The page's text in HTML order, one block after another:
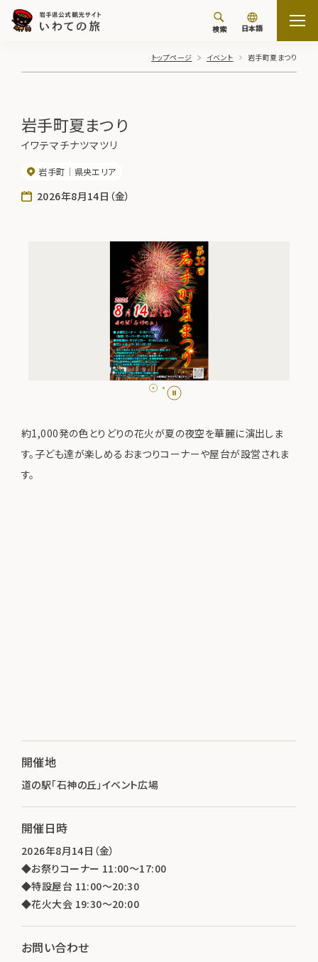
検索 日本語
トップページ イベント 岩手町夏まつり
岩手町夏まつり
イワテマチナツマツリ
岩手町 県央エリア
2026年8月14日（金）
約1,000発の色とりどりの花火が夏の夜空を華麗に演出しま
す。子ども達が楽しめるおまつりコーナーや屋台が設営されま
す。
開催地
道の駅「石神の丘」イベント広場
開催日時
2026年8月14日（金）
◆お祭りコーナー 11:00～17:00
◆特設屋台 11:00～20:30
◆花火大会 19:30～20:00
お問い合わせ